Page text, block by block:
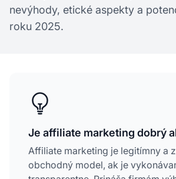
nevýhody, etické aspekty a
roku 2025.
Je affiliate marketing dobrý
Affiliate marketing je legitímny a
obchodný model, ak je